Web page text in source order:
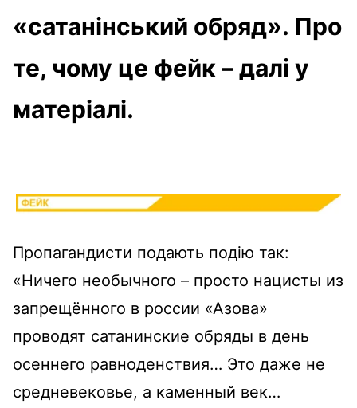
«сатанінський обряд». Про
те, чому це фейк – далі у
матеріалі.
Пропагандисти подають подію так:
«Ничего необычного – просто нацисты из
запрещённого в россии «Азова»
проводят сатанинские обряды в день
осеннего равноденствия… Это даже не
средневековье, а каменный век…